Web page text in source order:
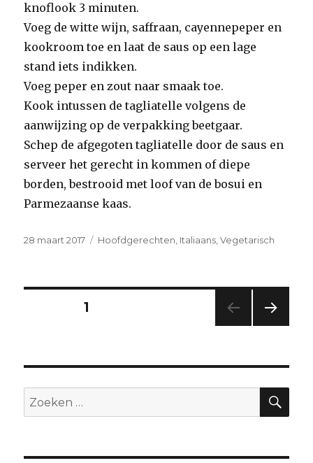
knoflook 3 minuten.
Voeg de witte wijn, saffraan, cayennepeper en
kookroom toe en laat de saus op een lage
stand iets indikken.
Voeg peper en zout naar smaak toe.
Kook intussen de tagliatelle volgens de
aanwijzing op de verpakking beetgaar.
Schep de afgegoten tagliatelle door de saus en
serveer het gerecht in kommen of diepe
borden, bestrooid met loof van de bosui en
Parmezaanse kaas.
Geplaatst
28 maart 2017 Categorieën
Hoofdgerechten, Italiaans,Vegetarisch
Berichtnavigatie
PAGINA1
PAGI
NA
Zoeken
naar: